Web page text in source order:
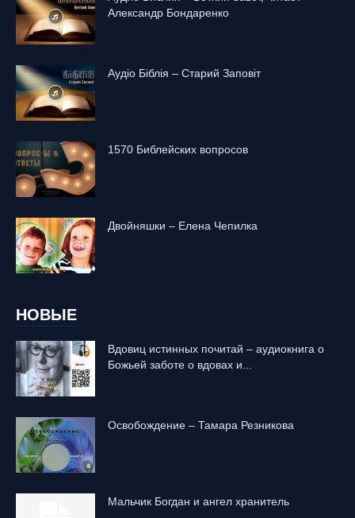
Александр Бондаренко
Аудіо Біблія – Старий Заповіт
1570 Библейских вопросов
Двойняшки – Елена Чепилка
НОВЫЕ
Вдовиц истинных почитай – аудиокнига о
Божьей заботе о вдовах и...
Освобождение – Тамара Резникова
Mальчик Богдан и ангел хранитель